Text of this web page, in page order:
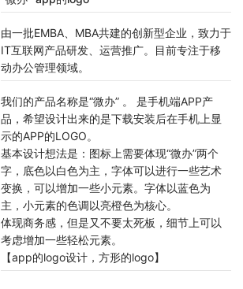
由一批EMBA、MBA共建的创新型企业，致力于
IT互联网产品研发、运营推广。目前专注于移
动办公管理领域。
我们的产品名称是“微办” 。 是手机端APP产
品，希望设计出来的是下载安装后在手机上显
示的APP的LOGO。
基本设计想法是：图标上需要体现“微办”两个
字，底色以白色为主，字体可以进行一些艺术
变换，可以增加一些小元素。字体以蓝色为
主，小元素的色调以亮橙色为核心。
体现商务感，但是又不要太死板，细节上可以
考虑增加一些轻松元素。
【app的logo设计，方形的logo】